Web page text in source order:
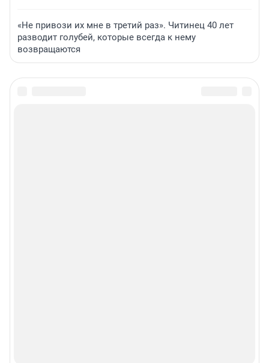
«Не привози их мне в третий раз». Читинец 40 лет
разводит голубей, которые всегда к нему
возвращаются